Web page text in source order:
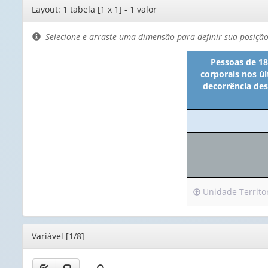
Editor
de
layout
Layout: 1 tabela [1 x 1] - 1 valor
Selecione e arraste uma dimensão para definir sua posição
Pessoas de
corporais nos
decorrência
Irá
para
o
cabeçalho
apenas
Unidade
Editor
Variável [1/8]